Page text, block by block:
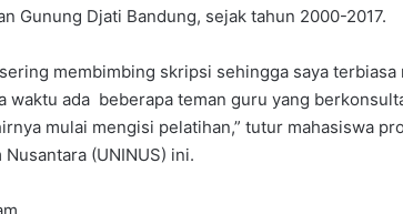
Gunung Djati Bandung, sejak tahun 2000-2017.
membimbing skripsi sehingga saya terbiasa
ada beberapa teman guru yang
mulai mengisi pelatihan,” tutur mahasiswa
(UNINUS) ini.